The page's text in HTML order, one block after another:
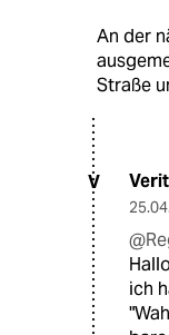
An der
Straße
V
ich